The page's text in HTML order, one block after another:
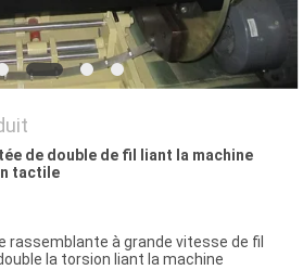
de double de fil liant la machine
tactile
rassemblante à grande vitesse de fil
la torsion liant la machine